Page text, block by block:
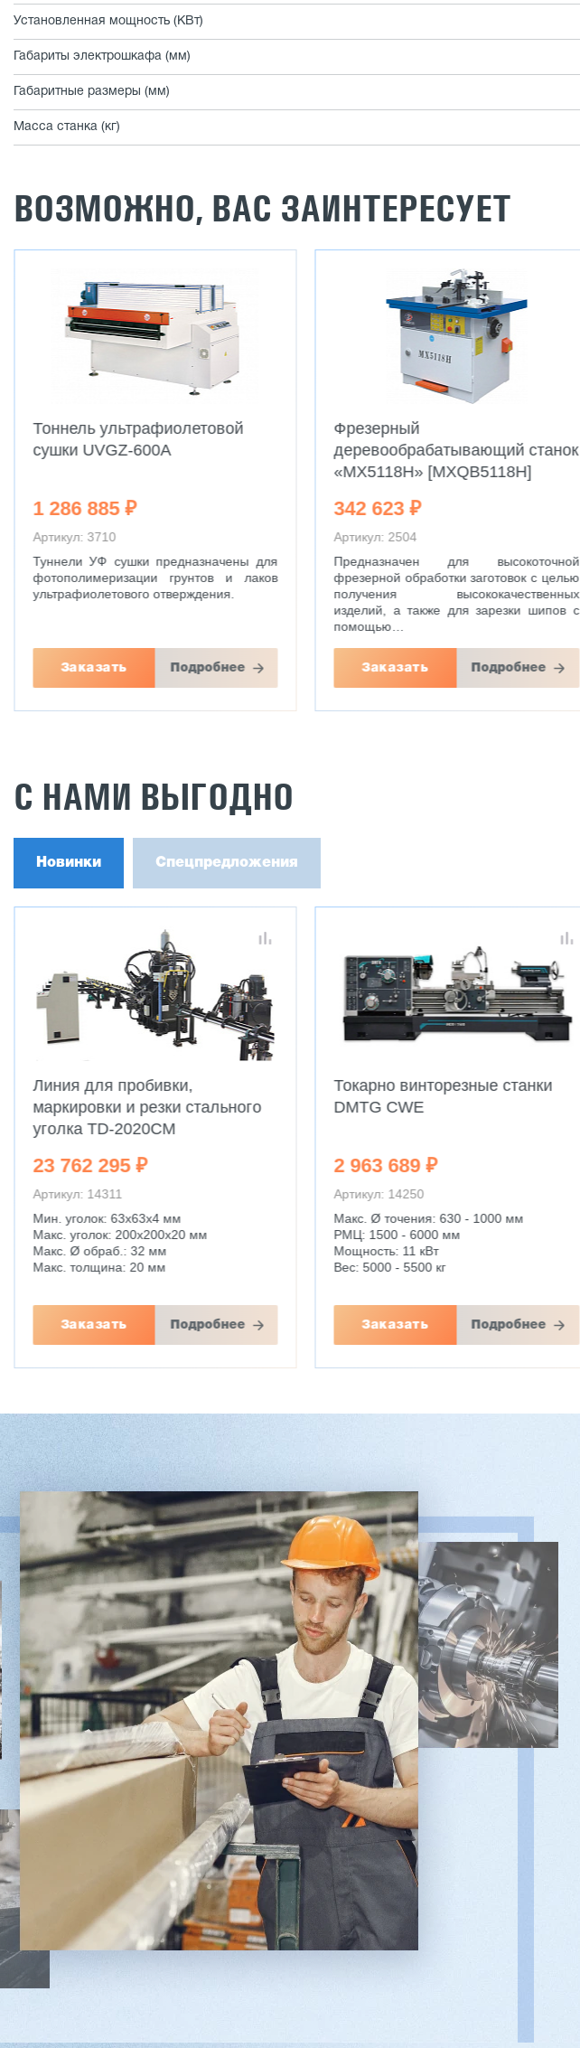
Установленная мощность (КВт)
Габариты электрошкафа (мм)
Габаритные размеры (мм)
Масса станка (кг)
ВОЗМОЖНО, ВАС ЗАИНТЕРЕСУЕТ
Тоннель ультрафиолетовой
сушки UVGZ-600A
1 286 885 ₽
Артикул: 3710
Туннели УФ сушки предназначены для
фотополимеризации грунтов и лаков
ультрафиолетового отверждения.
Заказать Подробнее
Фрезерный
деревообрабатывающий станок
«MX5118H» [MXQB5118H]
342 623 ₽
Артикул: 2504
Предназначен для высокоточной
фрезерной обработки заготовок с целью
получения высококачественных
изделий, а также для зарезки шипов с
помощью…
Заказать Подробнее
С НАМИ ВЫГОДНО
Новинки Спецпредложения
Линия для пробивки,
маркировки и резки стального
уголка TD-2020CM
23 762 295 ₽
Артикул: 14311
Мин. уголок: 63x63x4 мм
Макс. уголок: 200x200x20 мм
Макс. Ø обраб.: 32 мм
Макс. толщина: 20 мм
Заказать Подробнее
Токарно винторезные станки
DMTG CWE
2 963 689 ₽
Артикул: 14250
Макс. Ø точения: 630 - 1000 мм
РМЦ: 1500 - 6000 мм
Мощность: 11 кВт
Вес: 5000 - 5500 кг
Заказать Подробнее
Двухсторонний шипорез
MX6015
2 901 639 ₽
3 254 098 ₽
Артикул: 2497
Длина заготовки: 400-1500 мм
Макс. ширина заготовки: 580 мм
Станок проходного типа
Узлы: 4 пилы, 2 фрезы
Вес: 3800 кг
Подробнее
Вакуумный стопоукладчик VS-
5/1
2 491 803 ₽
2 745 902 ₽
Артикул: 3090
Длина шпона: 1700 мм
Ширина шпона: 1700 мм
Толщина шпона: 1,0 - 3,0 мм
Масса: 4800 кг
Заказать